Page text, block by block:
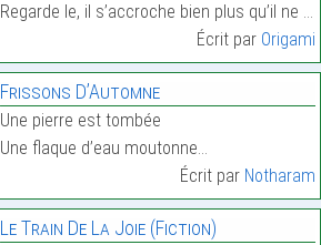
Regarde le, il s’accroche bien plus qu’il ne vit.…
Écrit par Origami
Frissons D’Automne
Une pierre est tombée
Une flaque d’eau moutonne…
Écrit par Notharam
Le Train De La Joie (Fiction)